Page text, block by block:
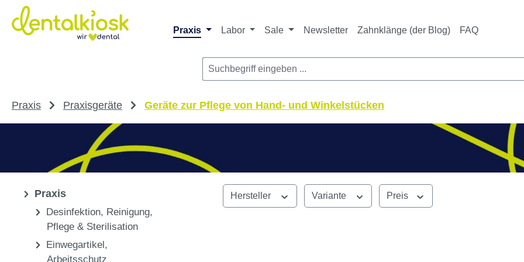
Hauptinhalt springen
Zur Suche springen
Zur Hauptnavigation springen
Praxis Labor Sale Newsletter Zahnklänge (der Blog) FAQ
Praxis Praxisgeräte Geräte zur Pflege von Hand- und Winkelstücken
Praxis
Desinfektion, Reinigung,
Pflege & Sterilisation
Einwegartikel,
Arbeitsschutz
Hersteller Variante Preis